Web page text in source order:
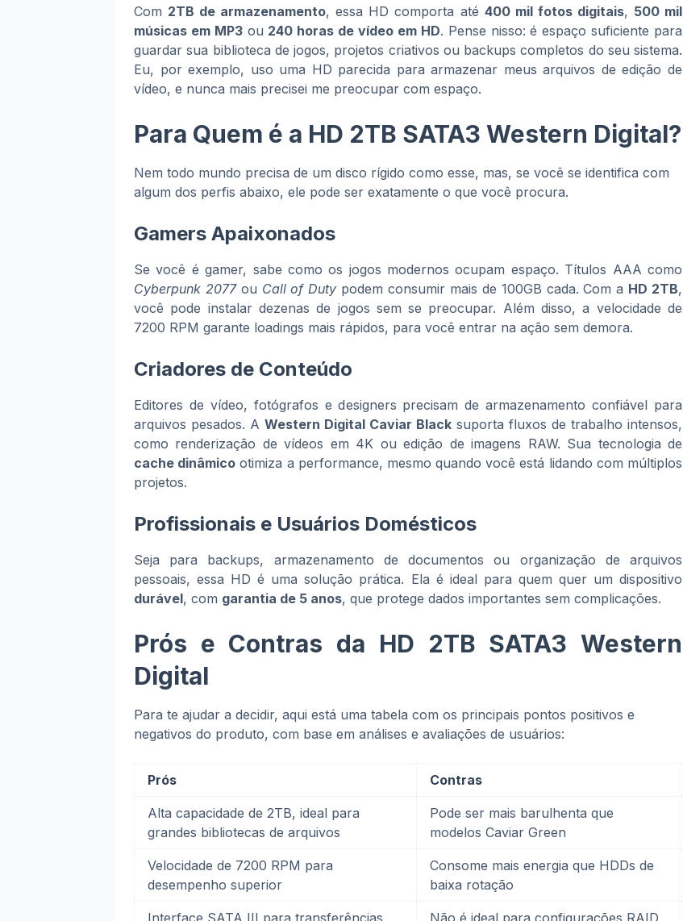
Com 2TB de armazenamento, essa HD comporta até 400 mil fotos digitais, 500 mil
músicas em MP3ou 240 horas de vídeo em HD. Pense nisso: é espaço suficiente para
guardar sua biblioteca de jogos, projetos criativos ou backups completos do seu sistema.
Eu, por exemplo, uso uma HD parecida para armazenar meus arquivos de edição de
vídeo, e nunca mais precisei me preocupar com espaço.
Para Quem é a HD 2TB SATA3 Western Digital?
Nem todo mundo precisa de um disco rígido como esse, mas, se você se identifica com
algum dos perfis abaixo, ele pode ser exatamente o que você procura.
Gamers Apaixonados
Se você é gamer, sabe como os jogos modernos ocupam espaço. Títulos AAA como
Cyberpunk 2077ou Call of Duty podem consumir mais de 100GB cada. Com a HD 2TB,
você pode instalar dezenas de jogos sem se preocupar. Além disso, a velocidade de
7200 RPM garante loadings mais rápidos, para você entrar na ação sem demora.
Criadores de Conteúdo
Editores de vídeo, fotógrafos e designers precisam de armazenamento confiável para
arquivos pesados. A Western Digital Caviar Black suporta fluxos de trabalho intensos,
como renderização de vídeos em 4K ou edição de imagens RAW. Sua tecnologia de
cache dinâmico otimiza a performance, mesmo quando você está lidando com múltiplos
projetos.
Profissionais e Usuários Domésticos
Seja para backups, armazenamento de documentos ou organização de arquivos
pessoais, essa HD é uma solução prática. Ela é ideal para quem quer um dispositivo
durável, com garantia de 5 anos, que protege dados importantes sem complicações.
Prós e Contras da HD 2TB SATA3 Western
Digital
Para te ajudar a decidir, aqui está uma tabela com os principais pontos positivos e
negativos do produto, com base em análises e avaliações de usuários:
Prós Contras
Alta capacidade de 2TB, ideal para
grandes bibliotecas de arquivos
Pode ser mais barulhenta que
modelos Caviar Green
Velocidade de 7200 RPM para
desempenho superior
Consome mais energia que HDDs de
baixa rotação
Interface SATA III para transferências Não é ideal para configurações RAID